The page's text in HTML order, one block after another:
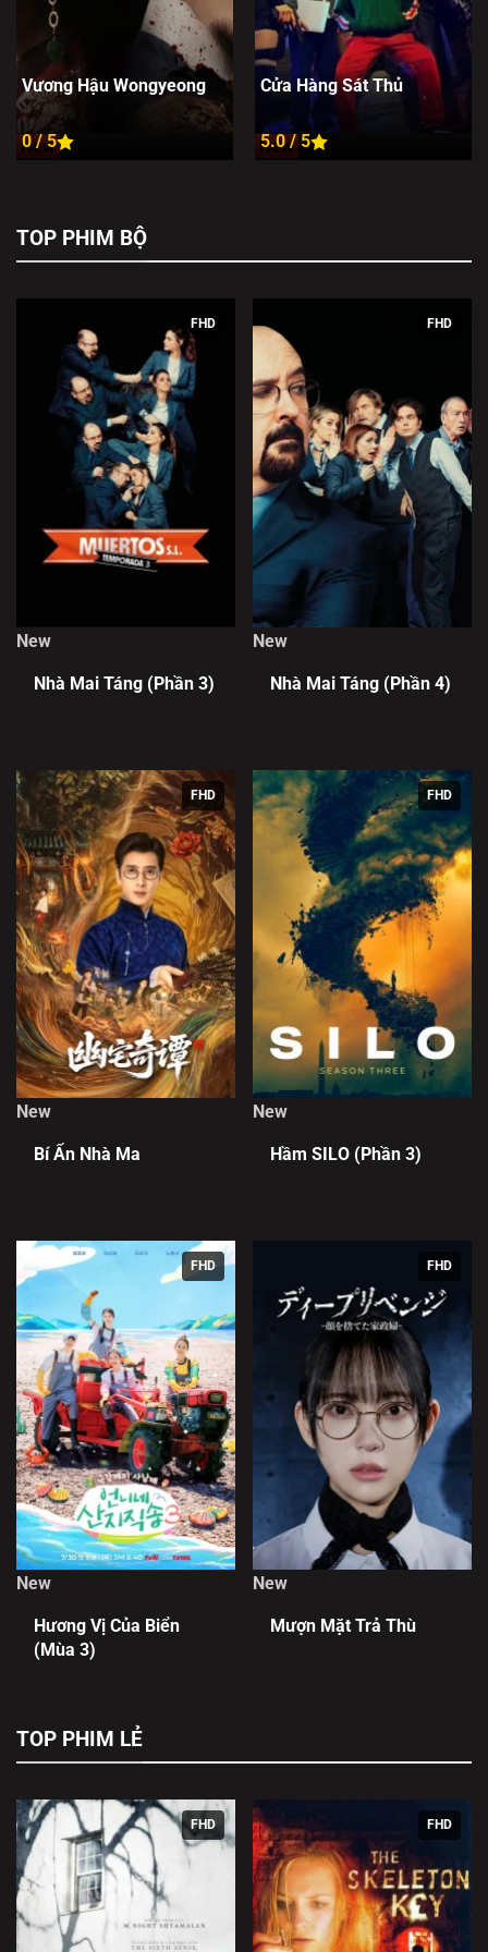
New
Vương Hậu Wongyeong
0 / 5 New
Cửa Hàng Sát Thủ
5.0 / 5
TOP PHIM BỘ
FHD
New
Nhà Mai Táng (Phần 3)
FHD
New
Nhà Mai Táng (Phần 4)
FHD
New
Bí Ẩn Nhà Ma
FHD
New
Hầm SILO (Phần 3)
FHD
New
Hương Vị Của Biển
(Mùa 3)
FHD
New
Mượn Mặt Trả Thù
TOP PHIM LẺ
FHD FHD